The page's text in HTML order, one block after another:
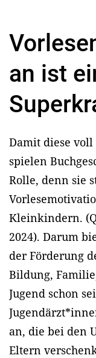
an ist
Damit diese
spielen
Rolle, denn sie
Kleinkindern.
2024). Darum
der Förderung
Bildung,
Jugend schon
an, die bei den
Eltern